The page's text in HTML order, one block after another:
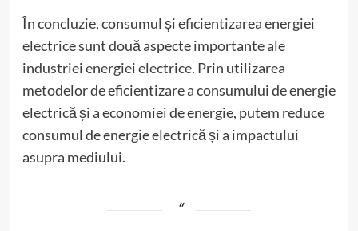
În concluzie, consumul și eficientizarea energiei
electrice sunt două aspecte importante ale
industriei energiei electrice. Prin utilizarea
metodelor de eficientizare a consumului de energie
electrică și a economiei de energie, putem reduce
consumul de energie electrică și a impactului
asupra mediului.